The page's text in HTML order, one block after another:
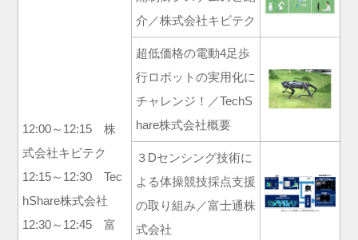
12:00～12:15 株
式会社キビテク
12:15～12:30 Tec
hShare株式会社
12:30～12:45 富
介／株式会社キビテク
超低価格の電動4足歩
行ロボットの実用化に
チャレンジ！／TechS
hare株式会社概要
３Dセンシング技術に
よる体操競技採点支援
の取り組み／富士通株
式会社